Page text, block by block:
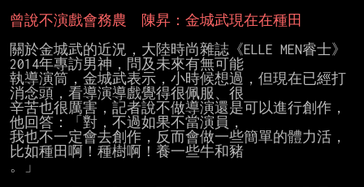
曾說不演戲會務農　陳昇：金城武現在在種田
關於金城武的近況，大陸時尚雜誌《ELLE MEN睿士》
2014年專訪男神，問及未來有無可能
執導演筒，金城武表示，小時候想過，但現在已經打
消念頭，看導演導戲覺得很佩服、很
辛苦也很厲害，記者說不做導演還是可以進行創作，
他回答：「對，不過如果不當演員，
我也不一定會去創作，反而會做一些簡單的體力活，
比如種田啊！種樹啊！養一些牛和豬
。」